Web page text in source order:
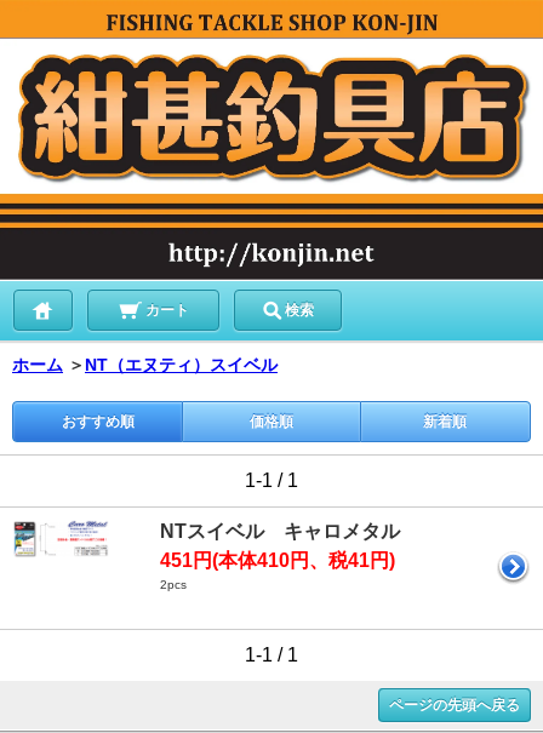
カート 検索
ホーム ＞ NT（エヌティ）スイベル
おすすめ順 価格順 新着順
1-1 / 1
NTスイベル キャロメタル
451円(本体410円、税41円)
2pcs
1-1 / 1
ページの先頭へ戻る